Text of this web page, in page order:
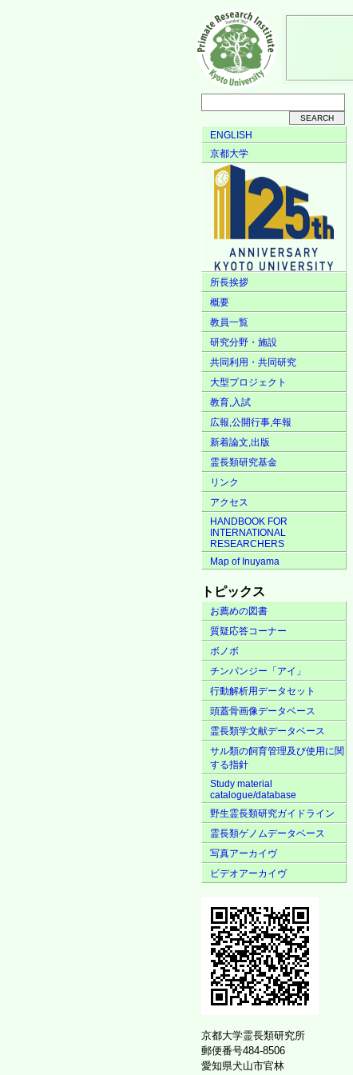
ENGLISH
京都大学
所長挨拶
概要
教員一覧
研究分野・施設
共同利用・共同研究
大型プロジェクト
教育,入試
広報,公開行事,年報
新着論文,出版
霊長類研究基金
リンク
アクセス
HANDBOOK FOR
INTERNATIONAL
RESEARCHERS
Map of Inuyama
トピックス
お薦めの図書
質疑応答コーナー
ボノボ
チンパンジー「アイ」
行動解析用データセット
頭蓋骨画像データベース
霊長類学文献データベース
サル類の飼育管理及び使用に関
する指針
Study material
catalogue/database
野生霊長類研究ガイドライン
霊長類ゲノムデータベース
写真アーカイヴ
ビデオアーカイヴ
京都大学霊長類研究所
郵便番号484-8506
愛知県犬山市官林